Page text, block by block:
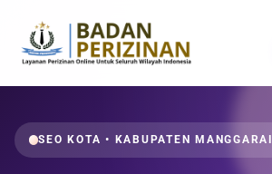
SEO KOTA • KABUPATEN MANGGARAI